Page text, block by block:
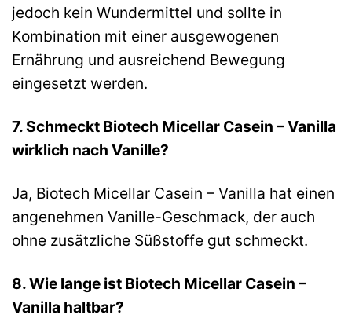
jedoch kein Wundermittel und sollte in
Kombination mit einer ausgewogenen
Ernährung und ausreichend Bewegung
eingesetzt werden.
7. Schmeckt Biotech Micellar Casein – Vanilla
wirklich nach Vanille?
Ja, Biotech Micellar Casein – Vanilla hat einen
angenehmen Vanille-Geschmack, der auch
ohne zusätzliche Süßstoffe gut schmeckt.
8. Wie lange ist Biotech Micellar Casein –
Vanilla haltbar?